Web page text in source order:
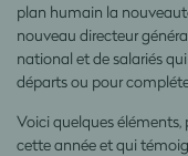
plan humain la
nouveau directeur
national et de salariés
départs ou pour
Voici quelques
cette année et qui